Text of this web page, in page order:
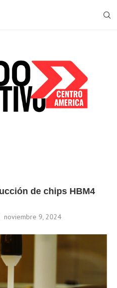
de chips HBM4
noviembre 9, 2024